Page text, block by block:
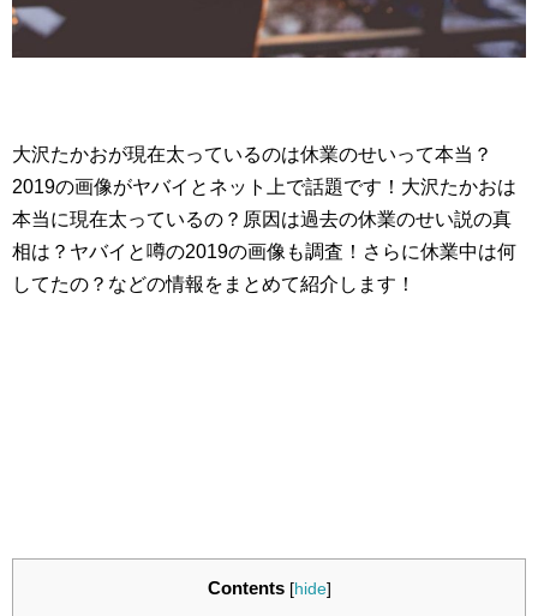
大沢たかおが現在太っているのは休業のせいって本当？
2019の画像がヤバイとネット上で話題です！大沢たかおは
本当に現在太っているの？原因は過去の休業のせい説の真
相は？ヤバイと噂の2019の画像も調査！さらに休業中は何
してたの？などの情報をまとめて紹介します！
Contents [hide]